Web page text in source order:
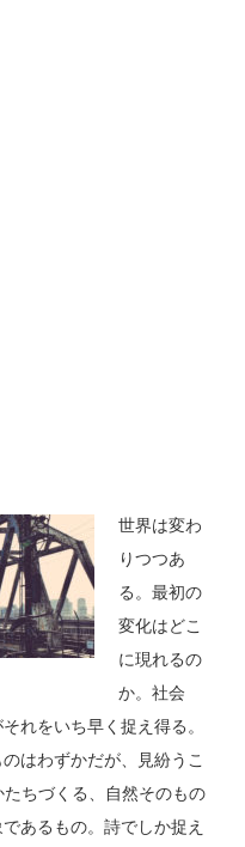
世界は変わ
りつつあ
る。最初の
変化はどこ
に現れるの
か。社会
れをいち早く捉え得る。
はわずかだが、見紛うこ
ちづくる、自然そのもの
あるもの。詩でしか捉え